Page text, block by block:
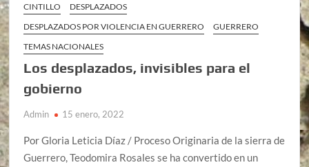
CINTILLO
DESPLAZADOS
DESPLAZADOS POR VIOLENCIA EN GUERRERO
GUERRERO
TEMAS NACIONALES
Los desplazados, invisibles para el
gobierno
Admin 15 enero, 2022
Por Gloria Leticia Díaz / Proceso Originaria de la sierra de
Guerrero, Teodomira Rosales se ha convertido en un